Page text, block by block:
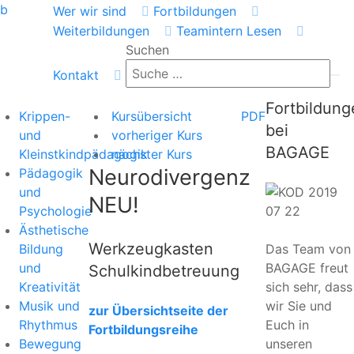
b Wer wir sind
Fortbildungen
Weiterbildungen
Teamintern Lesen
Kontakt
Suchen
Krippen-
und
Kleinstkindpädagogik
Pädagogik
und
Psychologie
Ästhetische
Bildung
und
Kreativität
Musik und
Rhythmus
Bewegung
PDF
Kursübersicht
vorheriger Kurs
nächster Kurs
Neurodivergenz
NEU!
Werkzeugkasten
Schulkindbetreuung
zur Übersichtseite der
Fortbildungsreihe
bei
BAGAGE
Das Team von
BAGAGE freut
sich sehr, dass
wir Sie und
Euch in
unseren